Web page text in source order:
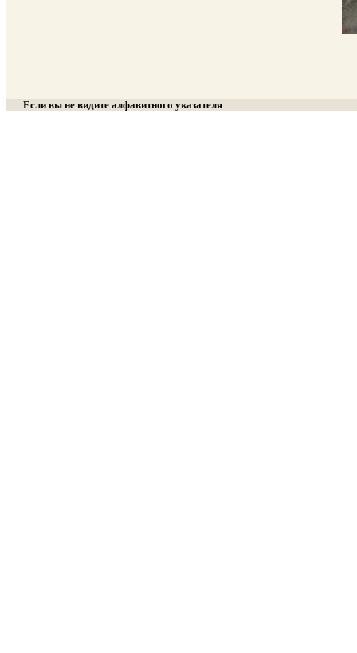
Если вы не видите алфавитного указателя